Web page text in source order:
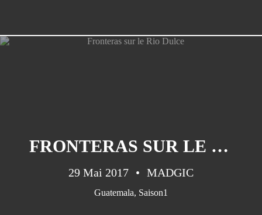
FRONTERAS SUR LE RIO DULCE
29 Mai 2017 MADGIC
Guatemala, Saison1